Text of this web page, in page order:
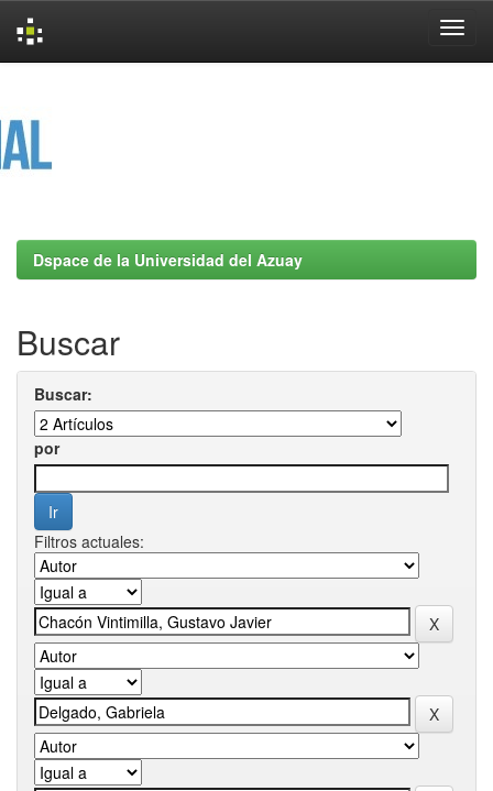
Dspace de la Universidad del Azuay
Buscar
Buscar:
por
Filtros actuales: